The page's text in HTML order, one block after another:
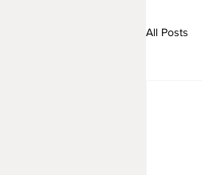
All Posts